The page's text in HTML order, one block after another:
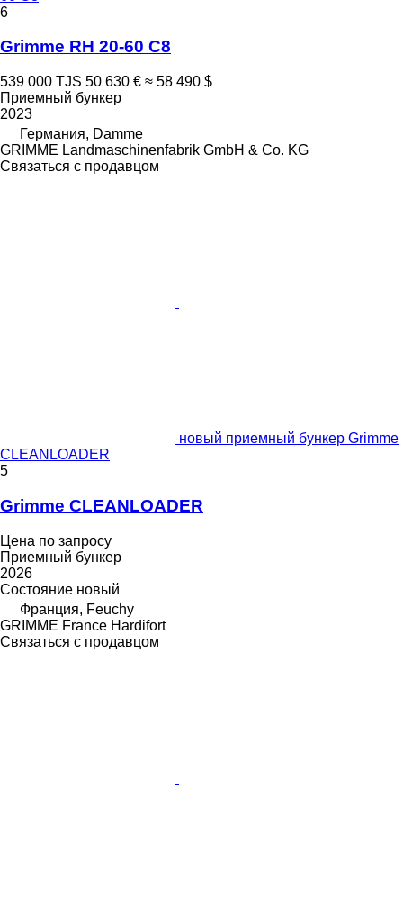
6
Grimme RH 20-60 C8
539 000 TJS 50 630 € ≈ 58 490 $
Приемный бункер
2023
Германия, Damme
GRIMME Landmaschinenfabrik GmbH & Co. KG
Связаться с продавцом
новый приемный бункер Grimme
CLEANLOADER
5
Grimme CLEANLOADER
Цена по запросу
Приемный бункер
2026
Состояние новый
Франция, Feuchy
GRIMME France Hardifort
Связаться с продавцом